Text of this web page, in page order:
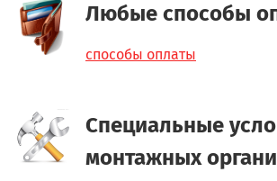
Любые способы
способы оплаты
Специальные
монтажных